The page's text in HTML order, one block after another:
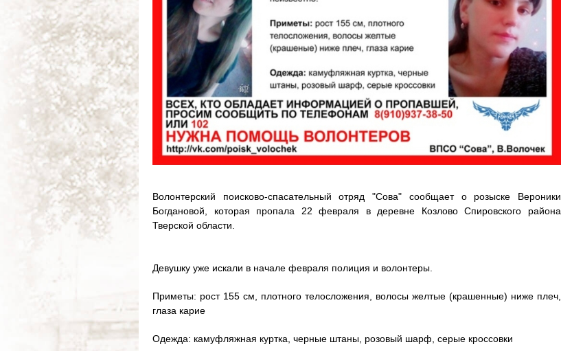
Волонтерский поисково-спасательный отряд "Сова" сообщает о розыске Вероники
Богдановой, которая пропала 22 февраля в деревне Козлово Спировского района
Тверской области.
Девушку уже искали в начале февраля полиция и волонтеры.
Приметы: рост 155 см, плотного телосложения, волосы желтые (крашенные) ниже плеч,
глаза карие
Одежда: камуфляжная куртка, черные штаны, розовый шарф, серые кроссовки